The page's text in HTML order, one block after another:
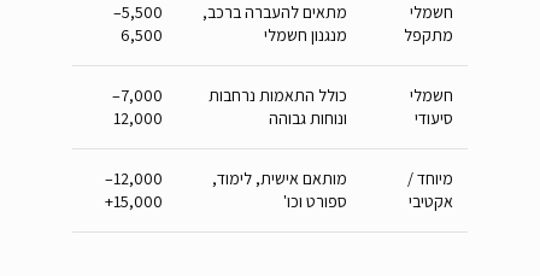
חשמלי
מתקפל
מתאים להעברה ברכב,
מנגנון חשמלי
5,500–
6,500
חשמלי
סיעודי
כולל התאמות נרחבות
ונוחות גבוהה
7,000–
12,000
מיוחד /
אקטיבי
מותאם אישית, לימוד,
ספורט וכו'
12,000–
15,000+